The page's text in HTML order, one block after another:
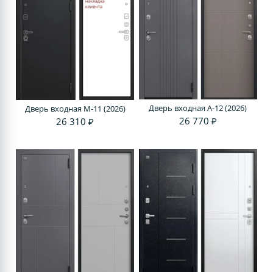
Дверь входная M-11 (2026)
26 310 ₽
Дверь входная A-12 (2026)
26 770 ₽